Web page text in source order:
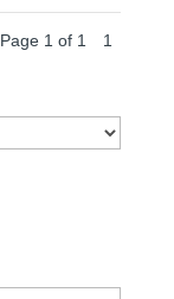
Page 1 of 1 1